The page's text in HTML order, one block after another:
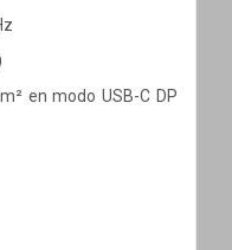
en modo USB-C DP